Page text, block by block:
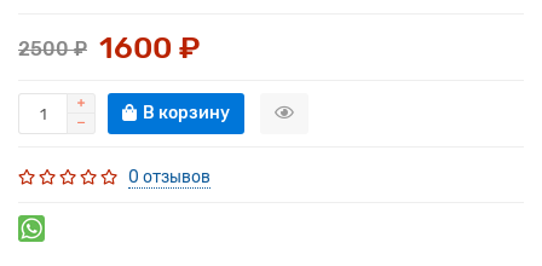
2500 ₽ 1600 ₽
В корзину
0 отзывов